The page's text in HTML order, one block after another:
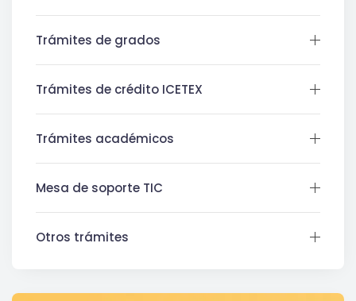
Trámites de grados
Trámites de crédito ICETEX
Trámites académicos
Mesa de soporte TIC
Otros trámites